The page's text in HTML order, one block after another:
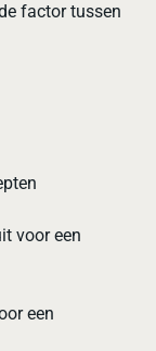
factor tussen
voor een
een